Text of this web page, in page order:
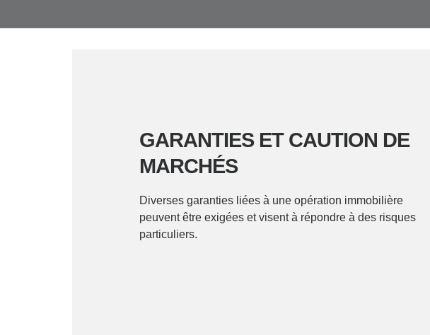
GARANTIES ET CAUTION DE
MARCHÉS
Diverses garanties liées à une opération immobilière
peuvent être exigées et visent à répondre à des risques
particuliers.